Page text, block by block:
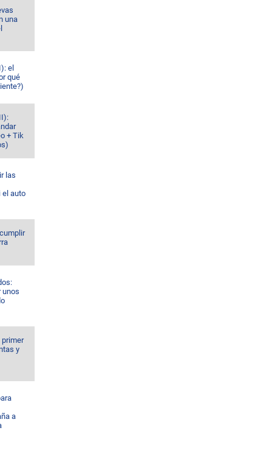
una
el
qué
+ Tik
las
el auto
unos
primer
y
a